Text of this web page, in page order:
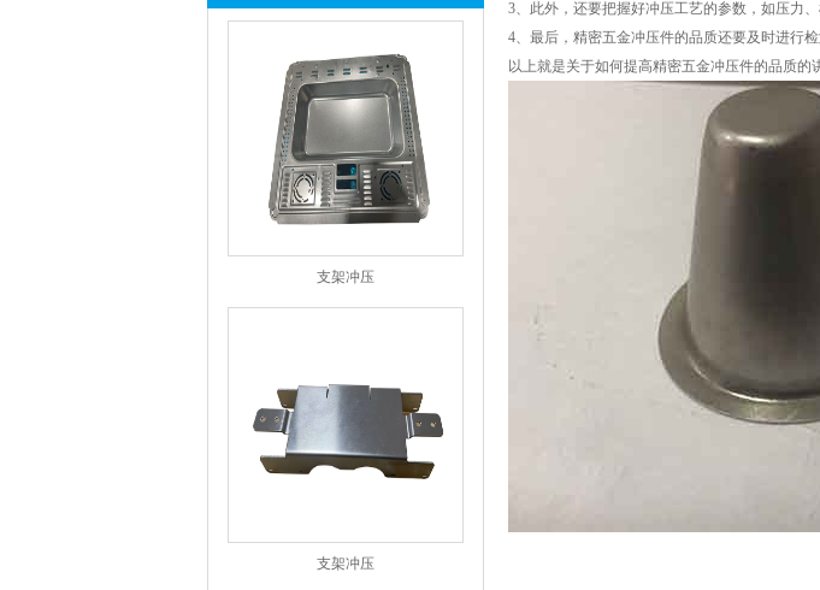
支架冲压
支架冲压
3、此外，还要把握好冲压工艺的参数，如压力
4、最后，精密五金冲压件的品质还要及时进行
以上就是关于如何提高精密五金冲压件的品质的